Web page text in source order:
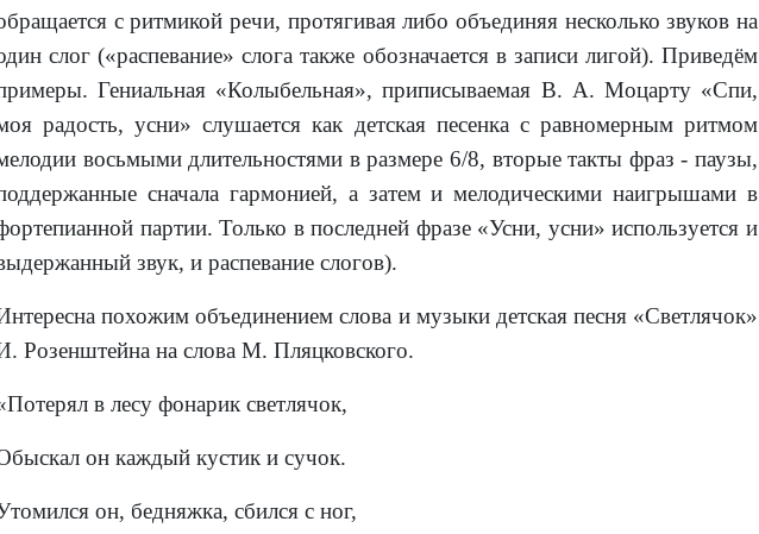
с ритмикой речи, протягивая либо объединяя несколько звуков на
слог («распевание» слога также обозначается в записи лигой). Приведём
Гениальная «Колыбельная», приписываемая В. А. Моцарту «Спи,
радость, усни» слушается как детская песенка с равномерным ритмом
восьмыми длительностями в размере 6/8, вторые такты фраз - паузы,
сначала гармонией, а затем и мелодическими наигрышами в
партии. Только в последней фразе «Усни, усни» используется и
звук, и распевание слогов).
похожим объединением слова и музыки детская песня «Светлячок»
Розенштейна на слова М. Пляцковского.
в лесу фонарик светлячок,
он каждый кустик и сучок.
он, бедняжка, сбился с ног,